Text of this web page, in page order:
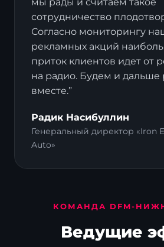
сотрудничество
Согласно мониторингу
рекламных акций
приток клиентов идет от
на радио. Будем и дальше
вместе.”
Радик Насибуллин
Генеральный директор «Iron
Auto»
КОМАНДА DFM-
Ведущие